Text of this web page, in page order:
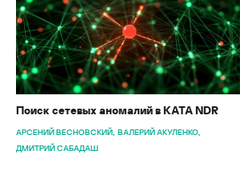
Поиск сетевых аномалий в KATA NDR
АРСЕНИЙ ВЕСНОВСКИЙ ВАЛЕРИЙ АКУЛЕНКО
ДМИТРИЙ САБАДАШ